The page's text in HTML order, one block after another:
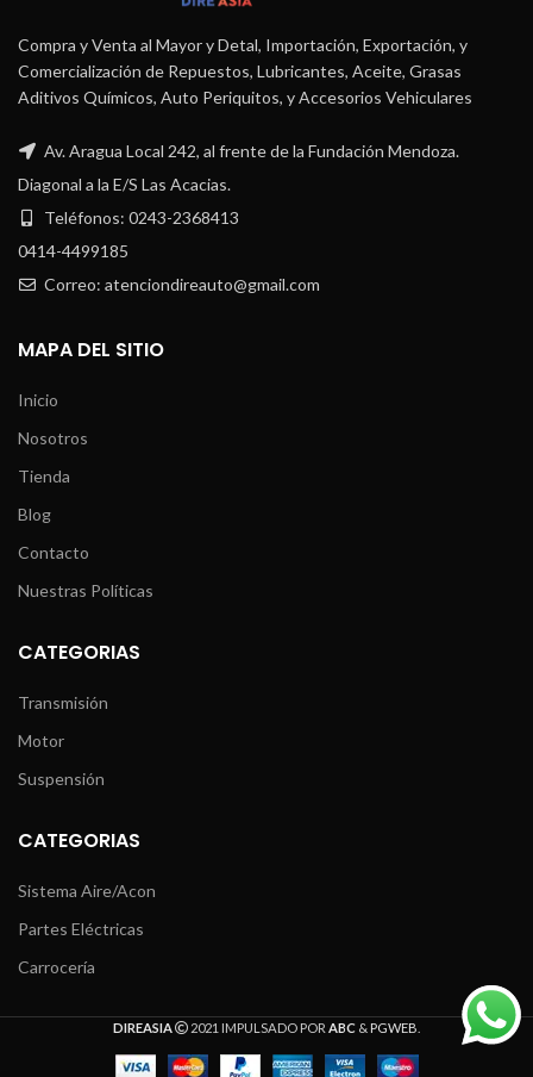
Compra y Venta al Mayor y Detal, Importación, Exportación, y
Comercialización de Repuestos, Lubricantes, Aceite, Grasas
Aditivos Químicos, Auto Periquitos, y Accesorios Vehiculares
Av. Aragua Local 242, al frente de la Fundación Mendoza.
Diagonal a la E/S Las Acacias.
Teléfonos: 0243-2368413
0414-4499185
Correo: atenciondireauto@gmail.com
MAPA DEL SITIO
Inicio
Nosotros
Tienda
Blog
Contacto
Nuestras Políticas
CATEGORIAS
Transmisión
Motor
Suspensión
CATEGORIAS
Sistema Aire/Acon
Partes Eléctricas
Carrocería
DIREASIA 2021 IMPULSADO POR ABC &PGWEB